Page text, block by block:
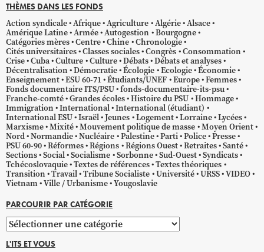
THÈMES DANS LES FONDS
Action syndicale Afrique Agriculture Algérie Alsace
Amérique Latine Armée Autogestion
Bourgogne
Catégories mères Centre Chine Chronologie
Cités universitaires Classes sociales Congrès Consommation
Crise Cuba Culture Culture Débats Débats et analyses
Décentralisation Démocratie Écologie Ecologie Économie
Enseignement ESU 60-71 Étudiants/UNEF Europe Femmes
Fonds documentaire ITS/PSU fonds-documentaire-its-psu
Franche-comté Grandes écoles Histoire du PSU Hommage
Immigration International International (étudiant)
International ESU Israël Jeunes Logement Lorraine Lycées
Marxisme Mixité Mouvement politique de masse Moyen Orient
Nord Normandie Nucléaire Palestine Parti Police Presse
PSU 60-90 Réformes Régions Régions Ouest Retraites Santé
Sections Social Socialisme Sorbonne Sud-Ouest Syndicats
Tchécoslovaquie Textes de références Textes théoriques
Transition Travail Tribune Socialiste Université URSS VIDEO
Vietnam Ville / Urbanisme Yougoslavie
PARCOURIR PAR CATÉGORIE
Parcourir
par
catégorie
L'ITS ET VOUS